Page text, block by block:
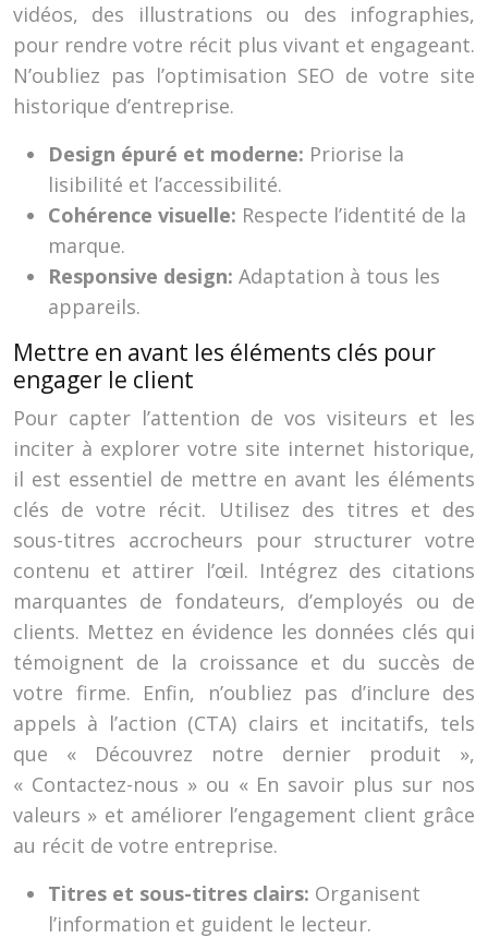
vidéos, des illustrations ou des infographies,
pour rendre votre récit plus vivant et engageant.
N’oubliez pas l’optimisation SEO de votre site
historique d’entreprise.
Design épuré et moderne: Priorise la
lisibilité et l’accessibilité.
Cohérence visuelle: Respecte l’identité de la
marque.
Responsive design: Adaptation à tous les
appareils.
Mettre en avant les éléments clés pour
engager le client
Pour capter l’attention de vos visiteurs et les
inciter à explorer votre site internet historique,
il est essentiel de mettre en avant les éléments
clés de votre récit. Utilisez des titres et des
sous-titres accrocheurs pour structurer votre
contenu et attirer l’œil. Intégrez des citations
marquantes de fondateurs, d’employés ou de
clients. Mettez en évidence les données clés qui
témoignent de la croissance et du succès de
votre firme. Enfin, n’oubliez pas d’inclure des
appels à l’action (CTA) clairs et incitatifs, tels
que « Découvrez notre dernier produit »,
« Contactez-nous » ou « En savoir plus sur nos
valeurs » et améliorer l’engagement client grâce
au récit de votre entreprise.
Titres et sous-titres clairs: Organisent
l’information et guident le lecteur.